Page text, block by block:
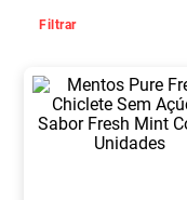
Filtrar
3º
5º Fralda G
6º Desodorante